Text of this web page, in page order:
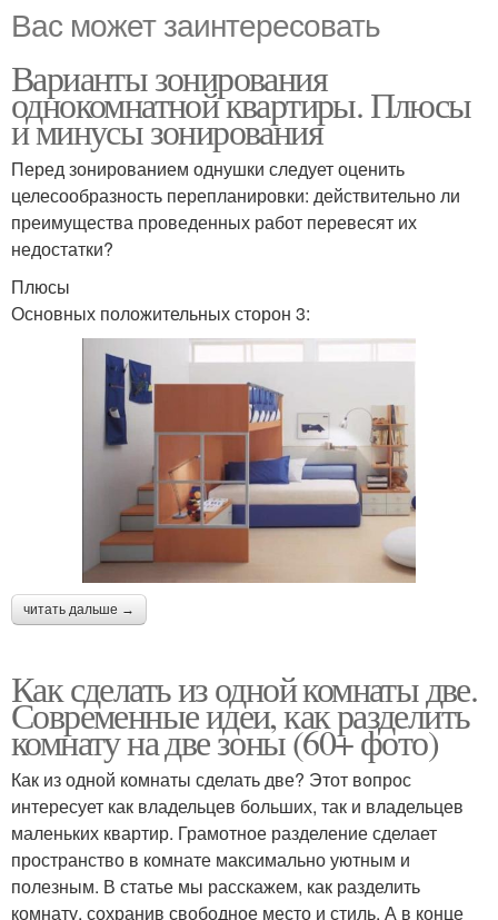
Вас может заинтересовать
Варианты зонирования
однокомнатной квартиры. Плюсы
и минусы зонирования
Перед зонированием однушки следует оценить
целесообразность перепланировки: действительно ли
преимущества проведенных работ перевесят их
недостатки?
Плюсы
Основных положительных сторон 3:
читать дальше →
Как сделать из одной комнаты две.
Современные идеи, как разделить
комнату на две зоны (60+ фото)
Как из одной комнаты сделать две? Этот вопрос
интересует как владельцев больших, так и владельцев
маленьких квартир. Грамотное разделение сделает
пространство в комнате максимально уютным и
полезным. В статье мы расскажем, как разделить
комнату, сохранив свободное место и стиль. А в конце